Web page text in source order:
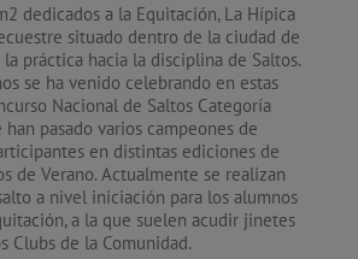
dedicados a la Equitación, La Hípica
situado dentro de la ciudad de
práctica hacia la disciplina de Saltos.
se ha venido celebrando en estas
Nacional de Saltos Categoría
pasado varios campeones de
en distintas ediciones de
de Verano. Actualmente se realizan
a nivel iniciación para los alumnos
a la que suelen acudir jinetes
Clubs de la Comunidad.